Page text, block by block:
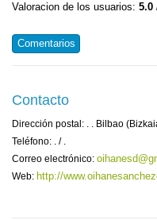
Valoracion de los usuarios: 5.0
Comentarios
Contacto
Dirección postal: . . Bilbao
Teléfono: . / .
Correo electrónico:
Web: http://